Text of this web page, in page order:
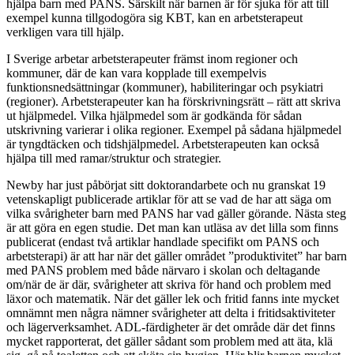
hjälpa barn med PANS. Särskilt när barnen är för sjuka för att till
exempel kunna tillgodogöra sig KBT, kan en arbetsterapeut
verkligen vara till hjälp.
I Sverige arbetar arbetsterapeuter främst inom regioner och
kommuner, där de kan vara kopplade till exempelvis
funktionsnedsättningar (kommuner), habiliteringar och psykiatri
(regioner). Arbetsterapeuter kan ha förskrivningsrätt – rätt att skriva
ut hjälpmedel. Vilka hjälpmedel som är godkända för sådan
utskrivning varierar i olika regioner. Exempel på sådana hjälpmedel
är tyngdtäcken och tidshjälpmedel. Arbetsterapeuten kan också
hjälpa till med ramar/struktur och strategier.
Newby har just påbörjat sitt doktorandarbete och nu granskat 19
vetenskapligt publicerade artiklar för att se vad de har att säga om
vilka svårigheter barn med PANS har vad gäller görande. Nästa steg
är att göra en egen studie. Det man kan utläsa av det lilla som finns
publicerat (endast två artiklar handlade specifikt om PANS och
arbetsterapi) är att har när det gäller området ”produktivitet” har barn
med PANS problem med både närvaro i skolan och deltagande
om/när de är där, svårigheter att skriva för hand och problem med
läxor och matematik. När det gäller lek och fritid fanns inte mycket
omnämnt men några nämner svårigheter att delta i fritidsaktiviteter
och lägerverksamhet. ADL-färdigheter är det område där det finns
mycket rapporterat, det gäller sådant som problem med att äta, klä